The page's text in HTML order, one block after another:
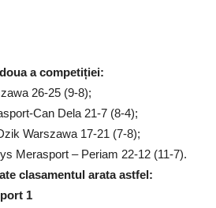
a competiției:
26-25 (9-8);
Can Dela 21-7 (8-4);
Warszawa 17-21 (7-8);
Merasport – Periam 22-12 (11-7).
clasamentul arata astfel:
1